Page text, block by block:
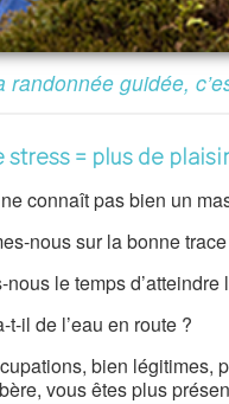
randonnée guidée,
stress = plus de plaisir
connaît pas bien un
nous sur la bonne
nous le temps
t-il de l’eau en route ?
bien légitimes,
vous êtes plus